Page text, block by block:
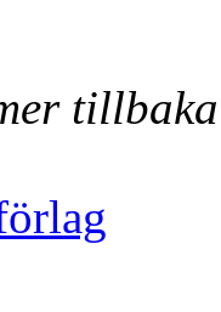
tillbaka